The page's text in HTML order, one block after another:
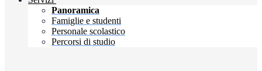
Panoramica
Famiglie e studenti
Personale scolastico
Percorsi di studio